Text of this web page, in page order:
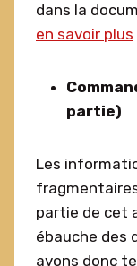
dans la
en savoir plus
partie)
Les
partie de cet
ébauche des
avons donc